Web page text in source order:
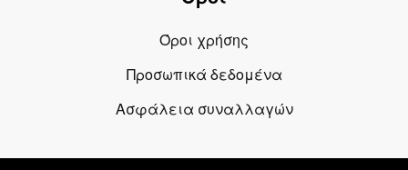
Όροι χρήσης
Προσωπικά δεδομένα
Ασφάλεια συναλλαγών